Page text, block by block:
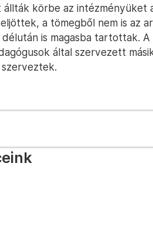
körbe az intézményüket
a tömegből nem is az
is magasba tartottak.
által szervezett